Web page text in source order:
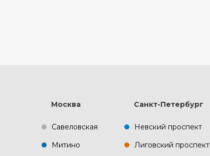
Москва
Савеловская
Митино
Санкт-Петербург
Невский проспект
Лиговский проспект